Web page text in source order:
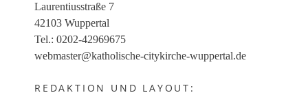
Laurentiusstraße 7
42103 Wuppertal
Tel.: 0202-42969675
webmaster@katholische-citykirche-wuppertal.de
REDAKTION UND LAYOUT: